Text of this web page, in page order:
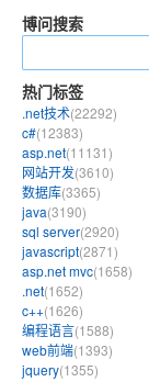
博问搜索
热门标签
.net技术(22292)
c#(12383)
asp.net(11131)
网站开发(3610)
数据库(3365)
java(3190)
sql server(2920)
javascript(2871)
asp.net mvc(1658)
.net(1652)
c++(1626)
编程语言(1588)
web前端(1393)
jquery(1355)